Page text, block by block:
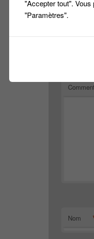
Nom
"Accepter tout".
"Paramètres".